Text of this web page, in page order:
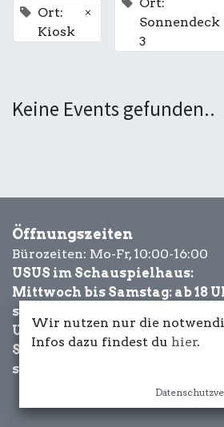
Ort:
Kiosk
×
Sonnendeck
3
Keine Events gefunden..
Öffnungszeiten
Bürozeiten: Mo-Fr, 10:00-16:00
USUS im Schauspielhaus:
Mittwoch bis Samstag: ab 18
sowie Eventbezogen.
USUS am Wasser:
Schönwetter-
sowie Eventbezogen.
Wir nutzen nur die
Infos dazu findest du hier.